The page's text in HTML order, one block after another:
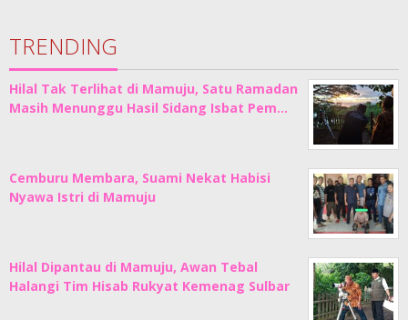
TRENDING
Hilal Tak Terlihat di Mamuju, Satu Ramadan
Masih Menunggu Hasil Sidang Isbat Pem…
Cemburu Membara, Suami Nekat Habisi
Nyawa Istri di Mamuju
Hilal Dipantau di Mamuju, Awan Tebal
Halangi Tim Hisab Rukyat Kemenag Sulbar